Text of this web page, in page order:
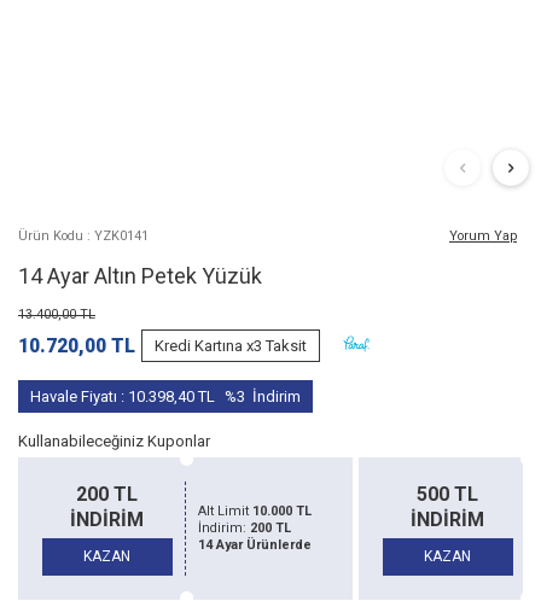
Ürün Kodu : YZK0141 Yorum Yap
14 Ayar Altın Petek Yüzük
13.400,00TL
10.720,00 TL Kredi Kartına x3 Taksit
Havale Fiyatı : 10.398,40TL %3 İndirim
Kullanabileceğiniz Kuponlar
500 TL
İNDİRİM
KAZAN
Alt Limit 20.000 TL
İndirim: 500 TL
14 Ayar Ürünlerde
1500 TL
İNDİRİM
KAZAN